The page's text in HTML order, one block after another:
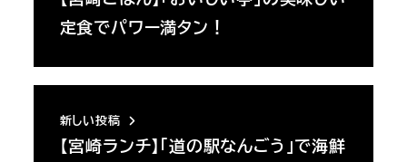
定食でパワー満タン！
新しい投稿
【宮崎ランチ】「道の駅なんごう」で海鮮